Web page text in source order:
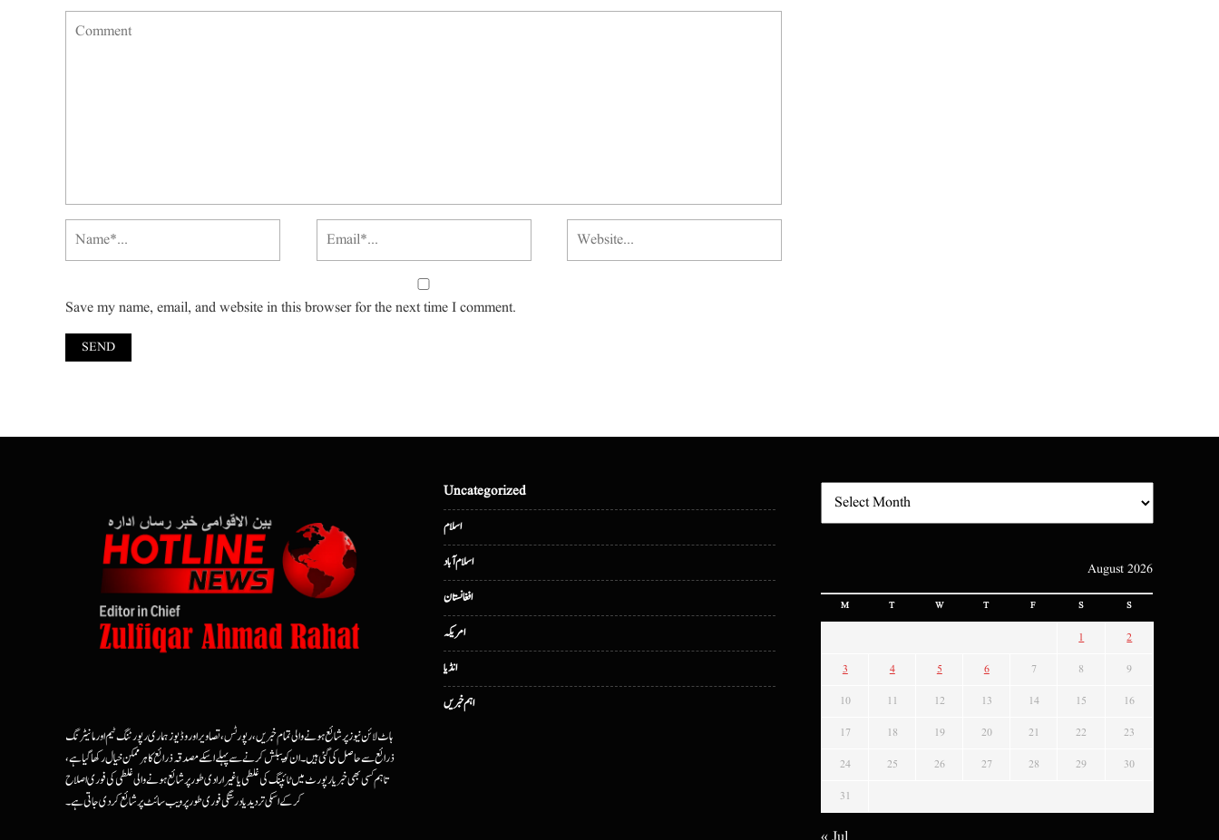
Save my name, email, and website in this browser for the next time I comment.
ہاٹ لائن نیوز پر شائع ہونے والی تمام خبریں، رپورٹس، تصاویر اور وڈیوز ہماری رپورٹنگ ٹیم اور مانیٹرنگ
ذرائع سے حاصل کی گئی ہیں۔ ان کو پبلش کرنے سے پہلے اسکے مصدقہ ذرائع کا ہرممکن خیال رکھا گیا ہے،
تاہم کسی بھی خبر یا رپورٹ میں ٹائپنگ کی غلطی یا غیرارادی طور پر شائع ہونے والی غلطی کی فوری اصلاح
کرکے اسکی تردید یا درستگی فوری طور پر ویب سائٹ پر شائع کردی جاتی ہے۔
Uncategorized
اسلام
اسلام آباد
افغانستان
امریکہ
انڈیا
اہم خبریں
August 2026
M T W T F S S
1 2
3 4 5 6 7 8 9
10 11 12 13 14 15 16
17 18 19 20 21 22 23
24 25 26 27 28 29 30
31